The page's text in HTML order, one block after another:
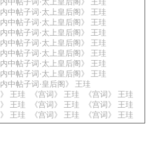
内中帖子词·太上皇后阁》 王珪
内中帖子词·太上皇后阁》 王珪
内中帖子词·太上皇后阁》 王珪
内中帖子词·太上皇后阁》 王珪
内中帖子词·太上皇后阁》 王珪
内中帖子词·太上皇后阁》 王珪
内中帖子词·太上皇后阁》 王珪
内中帖子词·太上皇后阁》 王珪
内中帖子词·皇后阁》 王珪
》 王珪
《宫词》 王珪
《宫词》 王珪
》 王珪
《宫词》 王珪
《宫词》 王珪
》 王珪
《宫词》 王珪 《宫词》 王珪